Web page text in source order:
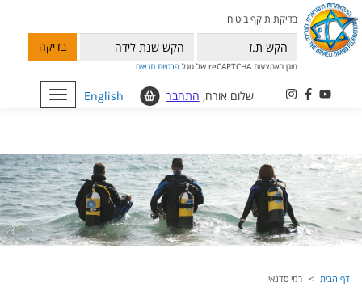
בדיקת תוקף ביטוח
בדיקה
מוגן באמצעות reCAPTCHA של גוגל פרטיות תנאים
Toggle
navigation
English שלום אורח, התחבר
דף הבית רמי סדנאי